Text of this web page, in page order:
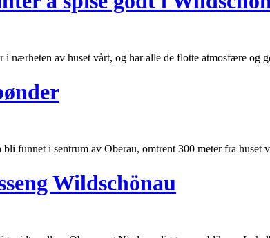
i nærheten av huset vårt, og har alle de flotte atmosfære
funnet i sentrum av Oberau, omtrent 300 meter fra huset
Wildschönau